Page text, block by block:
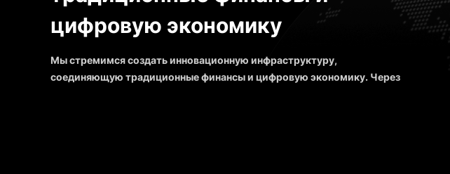
цифровую экономику
Мы стремимся создать инновационную инфраструктуру,
соединяющую традиционные финансы и цифровую экономику. Через